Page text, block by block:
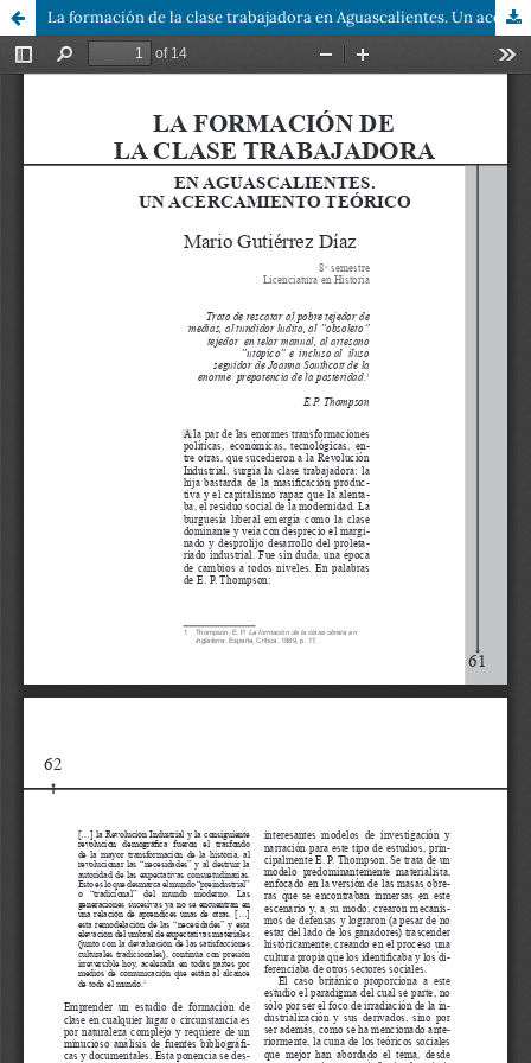
La formación de la clase trabajadora en Aguascalientes. Un acercamiento teórico